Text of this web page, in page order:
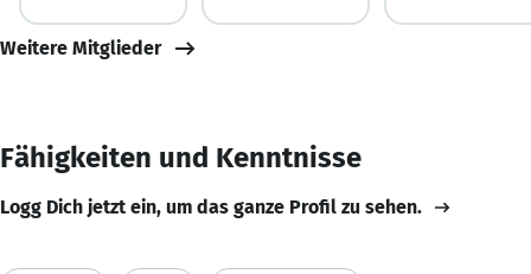
Weitere Mitglieder
Fähigkeiten und Kenntnisse
Logg Dich jetzt ein, um das ganze Profil zu sehen.